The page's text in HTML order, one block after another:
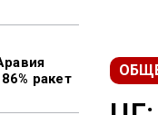
ракет